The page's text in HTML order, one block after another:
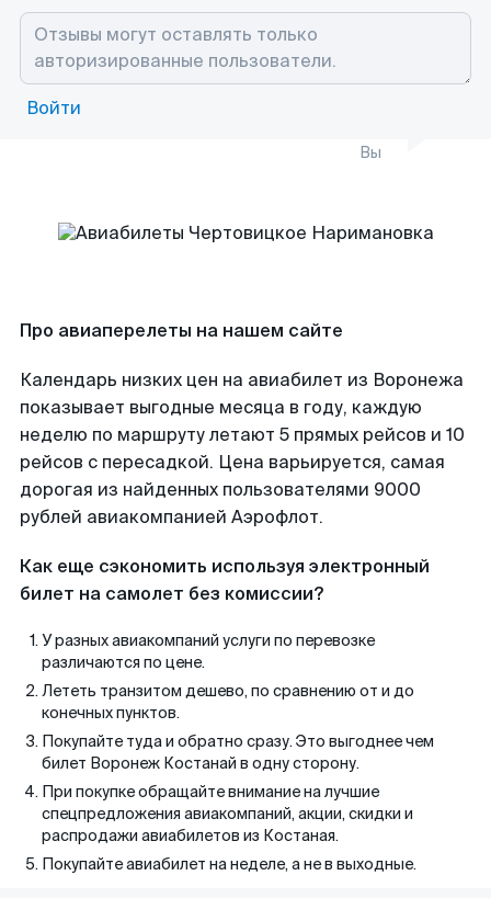
Войти
Вы
Про авиаперелеты на нашем сайте
Календарь низких цен на авиабилет из Воронежа
показывает выгодные месяца в году, каждую
неделю по маршруту летают 5 прямых рейсов и 10
рейсов с пересадкой. Цена варьируется, самая
дорогая из найденных пользователями 9000
рублей авиакомпанией Аэрофлот.
Как еще сэкономить используя электронный
билет на самолет без комиссии?
У разных авиакомпаний услуги по перевозке
различаются по цене.
Лететь транзитом дешево, по сравнению от и до
конечных пунктов.
Покупайте туда и обратно сразу. Это выгоднее чем
билет Воронеж Костанай в одну сторону.
При покупке обращайте внимание на лучшие
спецпредложения авиакомпаний, акции, скидки и
распродажи авиабилетов из Костаная.
Покупайте авиабилет на неделе, а не в выходные.